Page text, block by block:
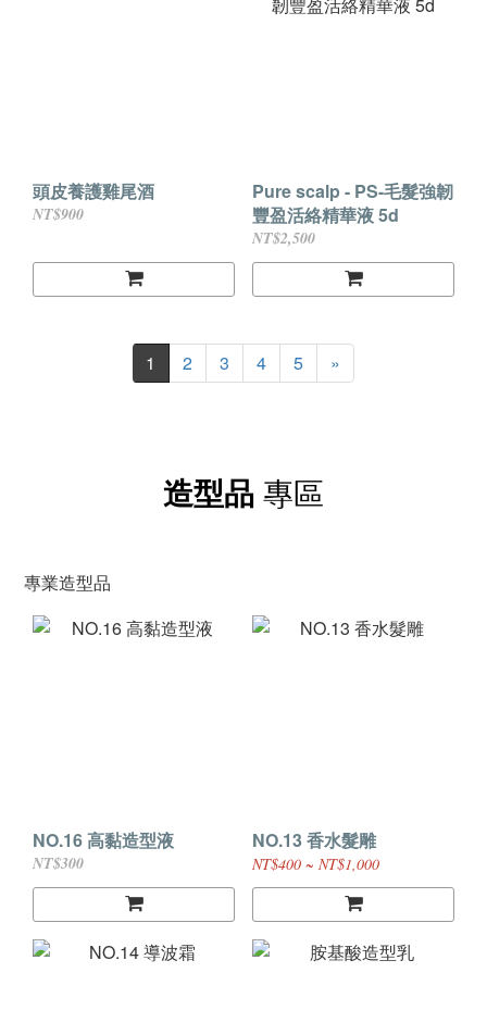
頭皮養護雞尾酒
NT$900
Pure scalp - PS-毛髮強韌
豐盈活絡精華液 5d
NT$2,500
1 2 3 4 5 »
造型品 專區
專業造型品
NO.16 高黏造型液
NT$300
NO.13 香水髮雕
NT$400 ~ NT$1,000